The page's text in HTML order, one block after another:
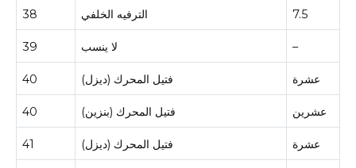
38 الترفيه الخلفي 7.5
39 لا ينسب –
40 فتيل المحرك (ديزل) عشرة
40 فتيل المحرك (بنزين) عشرين
41 فتيل المحرك (ديزل) عشرة